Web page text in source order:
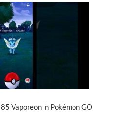
Vaporeon in Pokémon GO